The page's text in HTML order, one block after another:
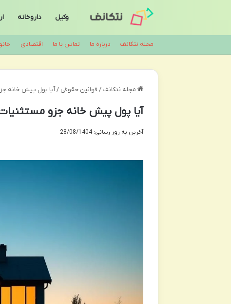
وکیل داروخانه
مجله نتکانف درباره ما تماس با ما اقتصادی
مجله نتکانف / قوانین حقوقی / آیا پول پیش خانه
آیا پول پیش خانه جزو
آخرین به روز رسانی: 28/08/1404